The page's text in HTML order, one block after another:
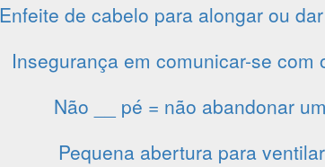
Enfeite de cabelo para alongar ou
Insegurança em comunicar-se com
Não __ pé = não abandonar
Pequena abertura para